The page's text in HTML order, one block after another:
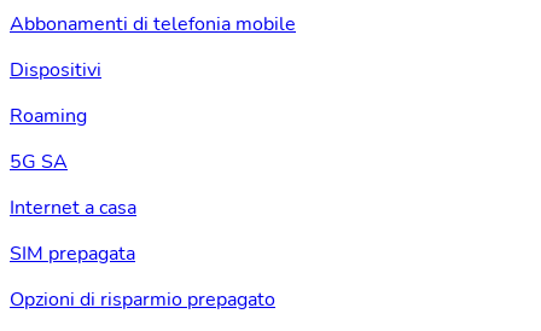
Abbonamenti di telefonia mobile
Dispositivi
Roaming
5G SA
Internet a casa
SIM prepagata
Opzioni di risparmio prepagato